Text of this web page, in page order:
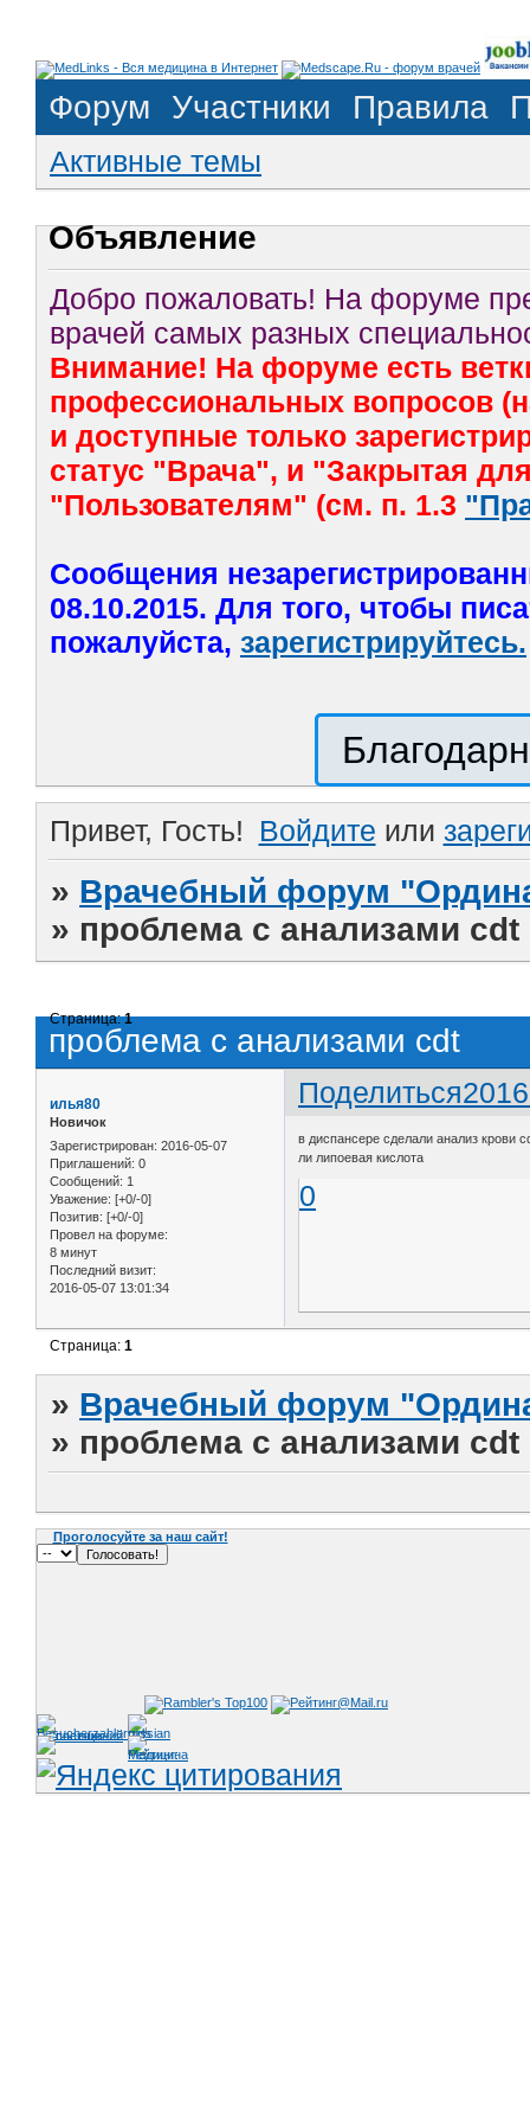
Форум Участники Правила
Активные темы
Объявление
Добро пожаловать! На форуме
врачей самых разных
Внимание! На форуме есть
профессиональных вопросов
и доступные только
статус "Врача", и "Закрытая
"Пользователям" (см. п. 1.3
Сообщения
08.10.2015. Для того, чтобы
пожалуйста, зарегистрируйтесь.
Привет, Гость! Войдите или
» Врачебный форум
» проблема с анализами cdt
проблема с анализами cdt
Страница:1
Поделиться
илья80
Новичок
Зарегистрирован: 2016-05-07
Приглашений: 0
Сообщений: 1
Уважение: [+0/-0]
Позитив: [+0/-0]
Провел на форуме:
8 минут
Последний визит:
2016-05-07 13:01:34
в диспансере сделали анализ крови
ли липоевая кислота
0
Страница:1
» Врачебный форум
» проблема с анализами cdt
Проголосуйте за наш сайт!